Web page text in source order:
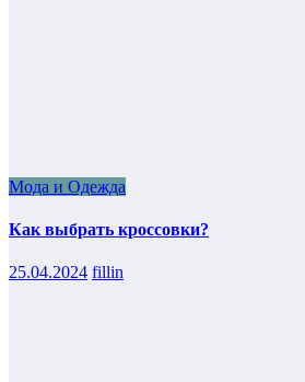
Мода и Одежда
Как выбрать кроссовки?
25.04.2024 fillin